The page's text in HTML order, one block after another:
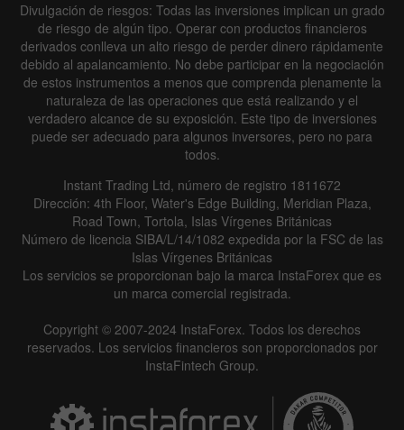
Divulgación de riesgos: Todas las inversiones implican un grado
de riesgo de algún tipo. Operar con productos financieros
derivados conlleva un alto riesgo de perder dinero rápidamente
debido al apalancamiento. No debe participar en la negociación
de estos instrumentos a menos que comprenda plenamente la
naturaleza de las operaciones que está realizando y el
verdadero alcance de su exposición. Este tipo de inversiones
puede ser adecuado para algunos inversores, pero no para
todos.
Instant Trading Ltd, número de registro 1811672
Dirección: 4th Floor, Water's Edge Building, Meridian Plaza,
Road Town, Tortola, Islas Vírgenes Británicas
Número de licencia SIBA/L/14/1082 expedida por la FSC de las
Islas Vírgenes Británicas
Los servicios se proporcionan bajo la marca InstaForex que es
un marca comercial registrada.
Copyright © 2007-2024 InstaForex. Todos los derechos
reservados. Los servicios financieros son proporcionados por
InstaFintech Group.